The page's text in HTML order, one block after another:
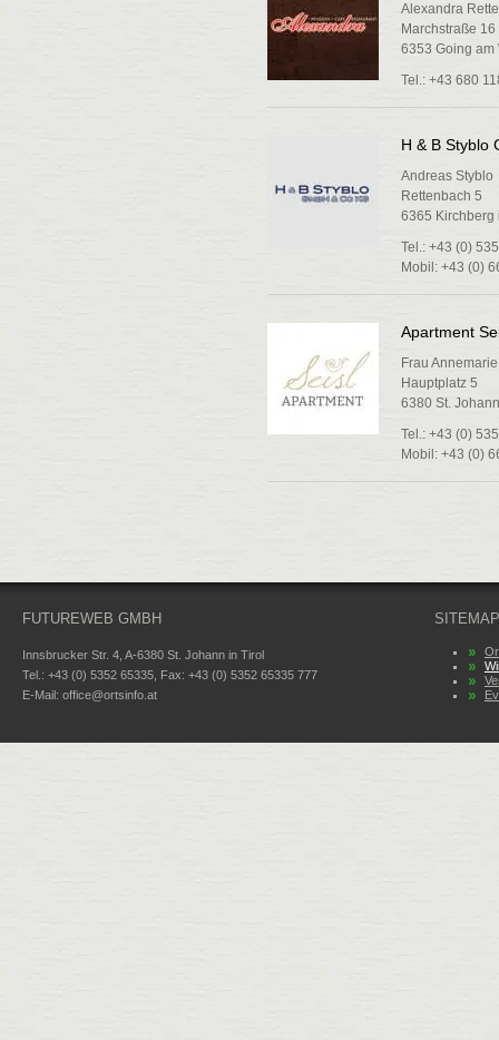
Alexandra
Marchstraße 16
6353 Going am
Tel.: +43 680
H & B Styblo
Andreas Styblo
Rettenbach 5
6365 Kirchberg
Tel.: +43 (0)
Mobil: +43 (0)
Apartment
Frau
Hauptplatz 5
6380 St.
Tel.: +43 (0)
Mobil: +43 (0)
FUTUREWEB GMBH
Innsbrucker Str. 4, A-6380 St. Johann in Tirol
Tel.: +43 (0) 5352 65335, Fax: +43 (0) 5352 65335 777
E-Mail: office@ortsinfo.at
SITEMAP